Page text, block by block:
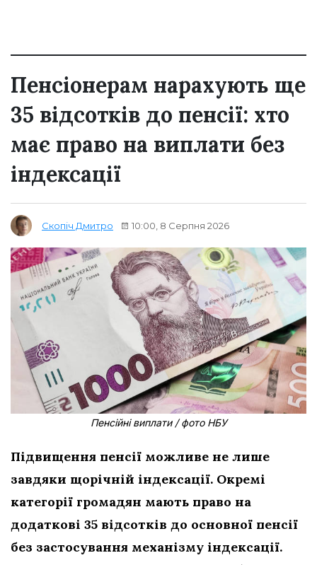
Пенсіонерам нарахують ще
35 відсотків до пенсії: хто
має право на виплати без
індексації
Скопіч Дмитро 10:00, 8 Серпня 2026
Пенсійні виплати / фото НБУ
Підвищення пенсії можливе не лише
завдяки щорічній індексації. Окремі
категорії громадян мають право на
додаткові 35 відсотків до основної пенсії
без застосування механізму індексації.